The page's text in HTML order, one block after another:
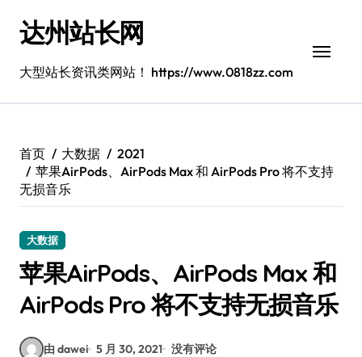
达州站长网
大型站长资讯类网站！ https://www.0818zz.com
首页 大数据
2021
苹果AirPods、AirPods Max 和 AirPods Pro 将不支持
无损音乐
大数据
苹果AirPods、AirPods Max 和
AirPods Pro 将不支持无损音乐
由 dawei 5 月 30, 2021 没有评论